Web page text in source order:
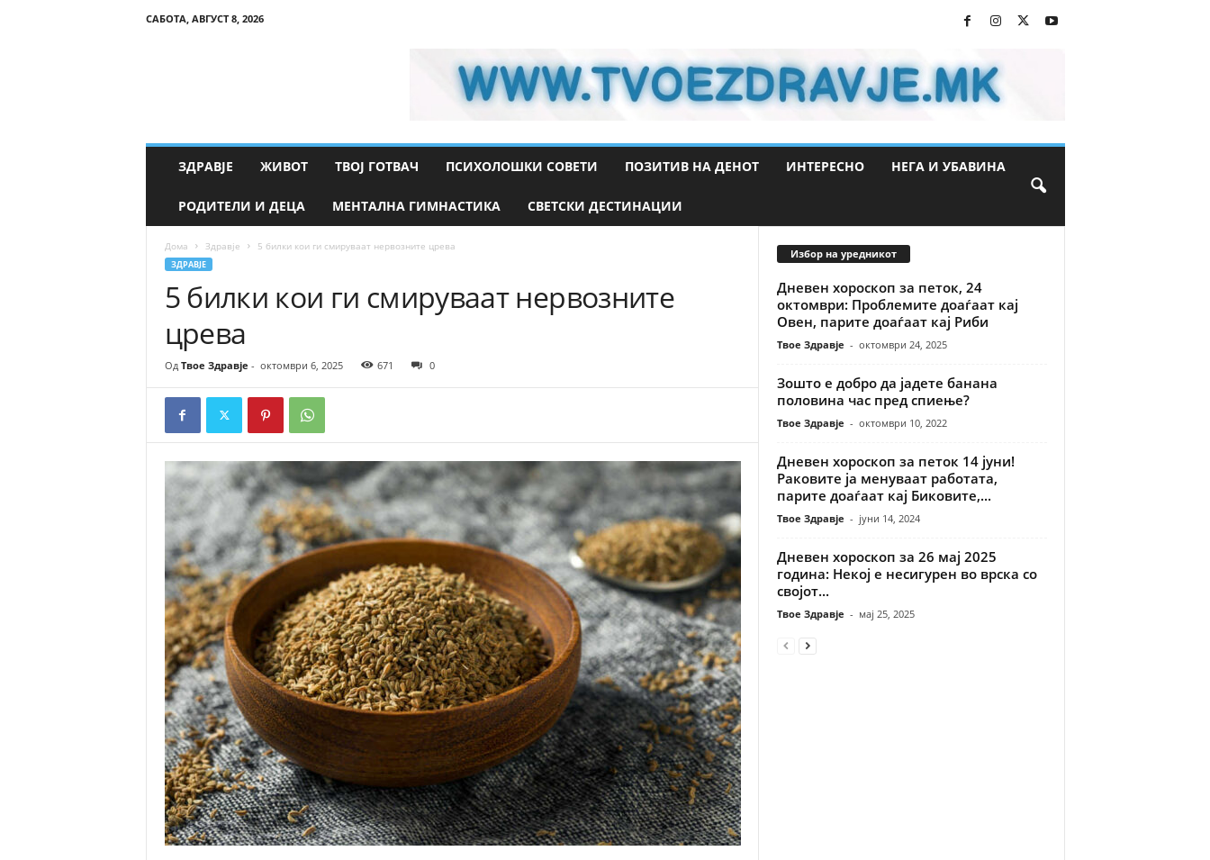
САБОТА, АВГУСТ 8, 2026
ЗДРАВЈЕ ЖИВОТ ТВОЈ ГОТВАЧ ПСИХОЛОШКИ СОВЕТИ ПОЗИТИВ НА ДЕНОТ ИНТЕРЕСНО НЕГА И УБАВИНА
РОДИТЕЛИ И ДЕЦА МЕНТАЛНА ГИМНАСТИКА СВЕТСКИ ДЕСТИНАЦИИ
Дома Здравје 5 билки кои ги смируваат нервозните црева
ЗДРАВЈЕ
5 билки кои ги смируваат нервозните
црева
Од Твое Здравје - октомври 6, 2025 671 0
Избор на уредникот
Дневен хороскоп за петок, 24
октомври: Проблемите доаѓаат кај
Овен, парите доаѓаат кај Риби
Твое Здравје - октомври 24, 2025
Зошто е добро да јадете банана
половина час пред спиење?
Твое Здравје - октомври 10, 2022
Дневен хороскоп за петок 14 јуни!
Раковите ја менуваат работата,
парите доаѓаат кај Биковите,...
Твое Здравје - јуни 14, 2024
Дневен хороскоп за 26 мај 2025
година: Некој е несигурен во врска со
својот...
Твое Здравје - мај 25, 2025